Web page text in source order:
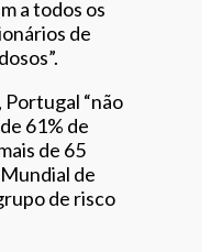
a todos os
de
Portugal “não
61% de
de 65
de
de risco